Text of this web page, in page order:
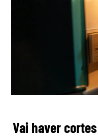
Vai haver